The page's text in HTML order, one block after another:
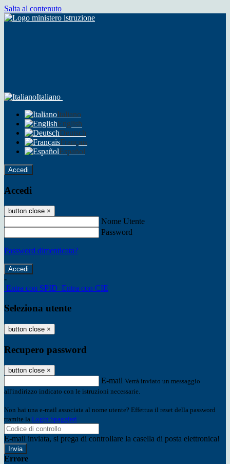
Salta al contenuto
Italiano
Italiano
English
Deutsch
Français
Español
Accedi
Accedi
button close ×
Nome Utente
Password
Password dimenticata?
-
Entra con SPID Entra con CIE
Seleziona utente
button close ×
Recupero password
button close ×
E-mail Verrà inviato un messaggio
all'indirizzo indicato con le istruzioni necessarie.
Non hai una e-mail associata al nome utente? Effettua il reset della password
tramite la Login Spaggiari
E-mail inviata, si prega di controllare la casella di posta elettronica!
Errore